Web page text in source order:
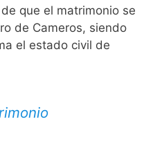
que el matrimonio se
de Cameros, siendo
el estado civil de